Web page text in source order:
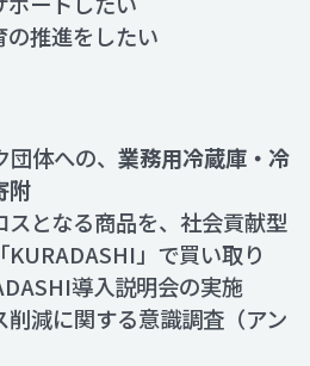
の推進をしたい
体への、 業務用冷蔵庫・冷
附
スとなる商品を、社会貢献型
」で買い取り
導入説明会の実施
削減に関する意識調査（アン